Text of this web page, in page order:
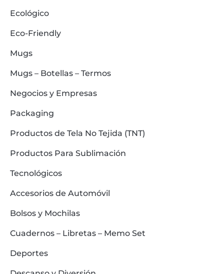
Ecológico
Eco-Friendly
Mugs
Mugs – Botellas – Termos
Negocios y Empresas
Packaging
Productos de Tela No Tejida (TNT)
Productos Para Sublimación
Tecnológicos
Accesorios de Automóvil
Bolsos y Mochilas
Cuadernos – Libretas – Memo Set
Deportes